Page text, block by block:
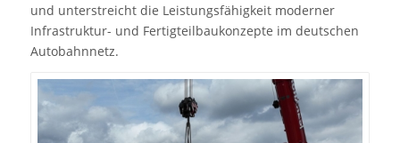
und unterstreicht die Leistungsfähigkeit moderner
Infrastruktur- und Fertigteilbaukonzepte im deutschen
Autobahnnetz.